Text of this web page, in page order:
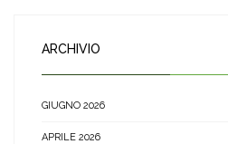
ARCHIVIO
GIUGNO 2026
APRILE 2026